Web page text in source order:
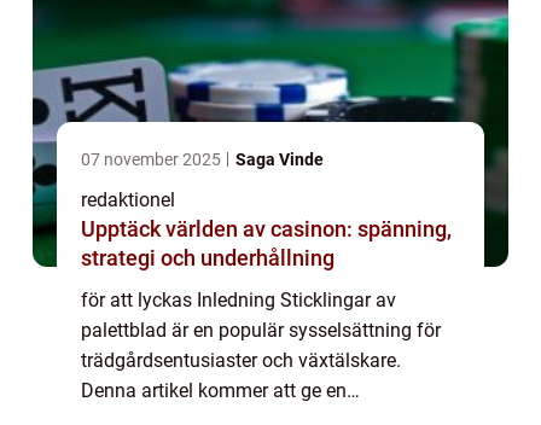
07 november 2025 Saga Vinde
redaktionel
Upptäck världen av casinon: spänning,
strategi och underhållning
för att lyckas Inledning Sticklingar av
palettblad är en populär sysselsättning för
trädgårdsentusiaster och växtälskare.
Denna artikel kommer att ge en